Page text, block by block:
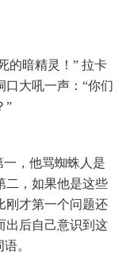
的暗精灵！” 拉卡
口大吼一声：“你们
”
，他骂蜘蛛人是
二，如果他是这些
刚才第一个问题还
出后自己意识到这
。